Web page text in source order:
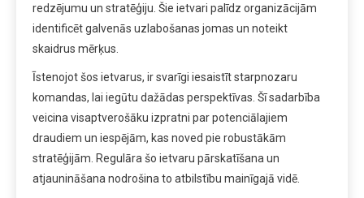
redzējumu un stratēģiju. Šie ietvari palīdz organizācijām
identificēt galvenās uzlabošanas jomas un noteikt
skaidrus mērķus.
Īstenojot šos ietvarus, ir svarīgi iesaistīt starpnozaru
komandas, lai iegūtu dažādas perspektīvas. Šī sadarbība
veicina visaptverošāku izpratni par potenciālajiem
draudiem un iespējām, kas noved pie robustākām
stratēģijām. Regulāra šo ietvaru pārskatīšana un
atjaunināšana nodrošina to atbilstību mainīgajā vidē.